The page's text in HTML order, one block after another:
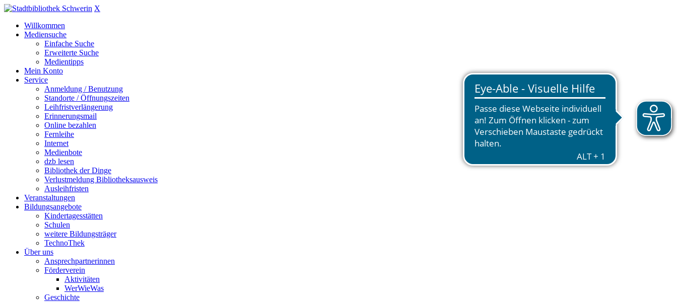
X
Willkommen
Mediensuche
Einfache Suche
Erweiterte Suche
Medientipps
Mein Konto
Service
Anmeldung / Benutzung
Standorte / Öffnungszeiten
Leihfristverlängerung
Erinnerungsmail
Online bezahlen
Fernleihe
Internet
Medienbote
dzb lesen
Bibliothek der Dinge
Verlustmeldung Bibliotheksausweis
Ausleihfristen
Veranstaltungen
Bildungsangebote
Kindertagesstätten
Schulen
weitere Bildungsträger
TechnoThek
Über uns
Ansprechpartnerinnen
Förderverein
Aktivitäten
WerWieWas
Geschichte